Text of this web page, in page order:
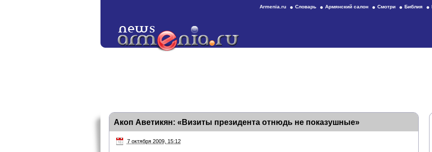
Armenia.ru Словарь Армянский салон Смотри Библия
Акоп Аветикян: «Визиты президента отнюдь не показушные»
7 октября 2009, 15:12